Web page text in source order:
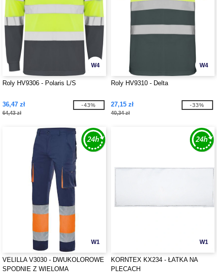
W4
Roly HV9306 - Polaris L/S
36,47 zł
64,43 zł
-43%
W4
Roly HV9310 - Delta
27,15 zł
40,34 zł
-33%
W1
VELILLA V3030 - DWUKOLOROWE
SPODNIE Z WIELOMA
W1
KORNTEX KX234 - ŁATKA NA
PLECACH